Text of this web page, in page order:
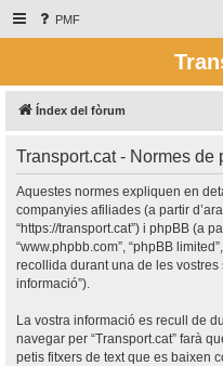
PMF
Índex del fòrum
Transport.cat - Normes de
Aquestes normes expliquen en
companyies afiliades (a partir d’ara
“https://transport.cat”) i phpBB (a
“www.phpbb.com”, “phpBB
recollida durant una de les vostres
informació”).
La vostra informació es recull de
navegar per “Transport.cat” farà
petis fitxers de text que es baixen